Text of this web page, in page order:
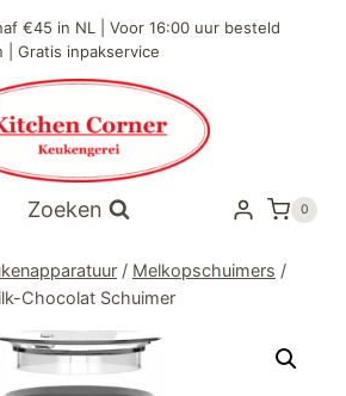
€45 in NL | Voor 16:00 uur besteld
| Gratis inpakservice
Zoeken 0
/ Melkopschuimers /
Chocolat Schuimer